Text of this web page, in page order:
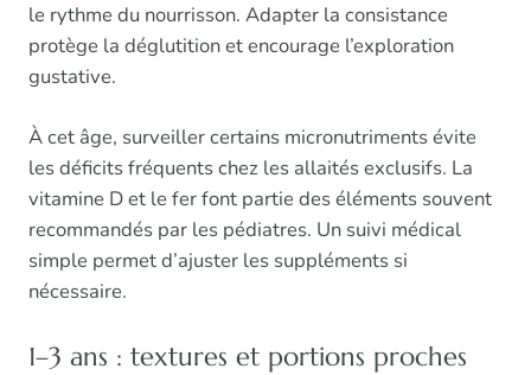
le rythme du nourrisson. Adapter la consistance
protège la déglutition et encourage l’exploration
gustative.
À cet âge, surveiller certains micronutriments évite
les déficits fréquents chez les allaités exclusifs. La
vitamine D et le fer font partie des éléments souvent
recommandés par les pédiatres. Un suivi médical
simple permet d’ajuster les suppléments si
nécessaire.
1–3 ans : textures et portions proches